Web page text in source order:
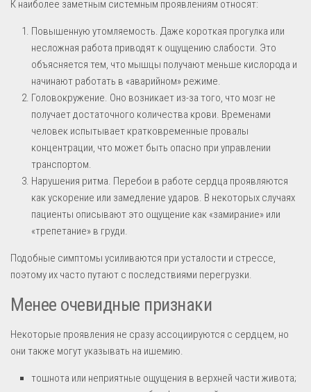
К наиболее заметным системным проявлениям относят:
Повышенную утомляемость. Даже короткая прогулка или
несложная работа приводят к ощущению слабости. Это
объясняется тем, что мышцы получают меньше кислорода и
начинают работать в «аварийном» режиме.
Головокружение. Оно возникает из-за того, что мозг не
получает достаточного количества крови. Временами
человек испытывает кратковременные провалы
концентрации, что может быть опасно при управлении
транспортом.
Нарушения ритма. Перебои в работе сердца проявляются
как ускорение или замедление ударов. В некоторых случаях
пациенты описывают это ощущение как «замирание» или
«трепетание» в груди.
Подобные симптомы усиливаются при усталости и стрессе,
поэтому их часто путают с последствиями перегрузки.
Менее очевидные признаки
Некоторые проявления не сразу ассоциируются с сердцем, но
они также могут указывать на ишемию.
тошнота или неприятные ощущения в верхней части живота;